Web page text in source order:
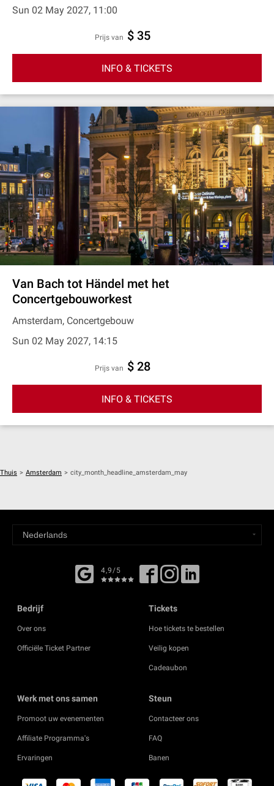
Sun 02 May 2027, 11:00
prijs van $ 35
INFO & TICKETS
Van Bach tot Händel met het
Concertgebouworkest
Amsterdam, Concertgebouw
Sun 02 May 2027, 14:15
prijs van $ 28
INFO & TICKETS
Thuis > Amsterdam > city_month_headline_amsterdam_may
4,9/5
Bedrijf
Over ons
Officiële Ticket Partner
Tickets
Hoe tickets te bestellen
Veilig kopen
Cadeaubon
Werk met ons samen
Promoot uw evenementen
Affiliate Programma's
Ervaringen
Steun
Contacteer ons
FAQ
Banen